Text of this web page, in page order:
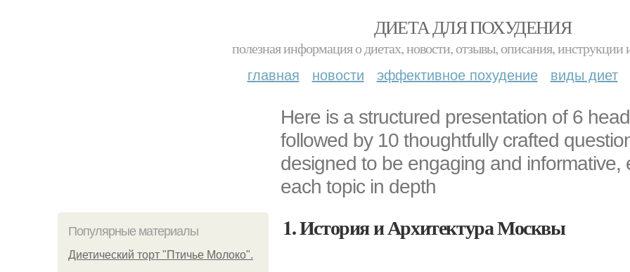
ДИЕТА ДЛЯ ПОХУДЕНИЯ
полезная информация о диетах, новости, отзывы, описания, инструкции
главная новости эффективное похудение виды диет
Here is a structured presentation of 6
followed by 10 thoughtfully crafted
designed to be engaging and
each topic in depth
Популярные материалы
Диетический торт "Птичье Молоко".
1. История и Архитектура Москвы